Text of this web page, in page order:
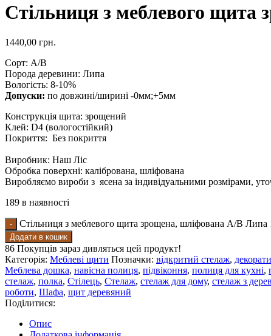
Стільниця з меблевого
1440,00 грн.
Сорт: А/В
Порода деревини: Липа
Вологість: 8-10%
Допуски: по довжині/ширині -0мм;+5мм
Конструкція щита: зрощений
Клей: D4 (вологостійкий)
Покриття: Без покриття
Виробник: Наш Ліс
Обробка поверхні: калібрована, шліфована
Виробляємо вироби з ясена за індивідуальними розмірами,
189 в наявності
Стільниця з меблевого щита зрощена, шліфована А/В Липа
Додати в кошик
86 Покупців зараз дивляться цей продукт!
Категорія: Меблеві щити Позначки: відкритий стелаж,
Меблева дошка, навісна полиця, підвіконня, полиця для кухні,
стелаж, полка, Стілець, Стелаж, стелаж для дому, стелаж з
роботи, Шафа, щит деревяний
Поділитися:
Опис